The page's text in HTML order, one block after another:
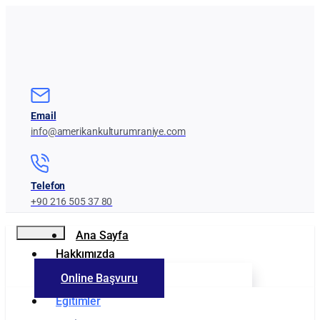
Email
info@amerikankulturumraniye.com
Telefon
+90 216 505 37 80
Ana Sayfa
Hakkımızda
Kurumumuz
Eğitimler
Online Başvuru